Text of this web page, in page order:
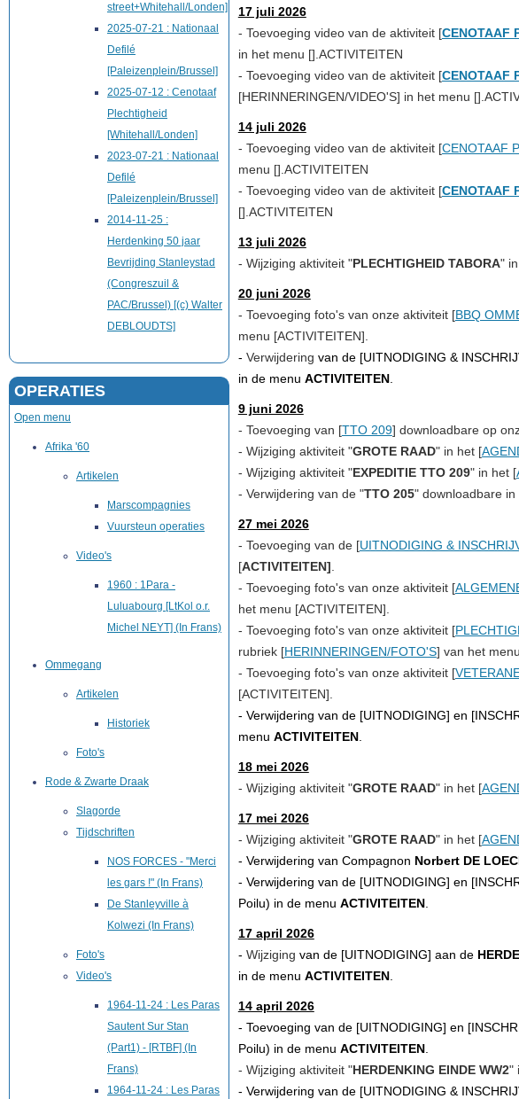
street+Whitehall/Londen]
2025-07-21 : Nationaal
Defilé
[Paleizenplein/Brussel]
2025-07-12 : Cenotaaf
Plechtigheid
[Whitehall/Londen]
2023-07-21 : Nationaal
Defilé
[Paleizenplein/Brussel]
2014-11-25 :
Herdenking 50 jaar
Bevrijding Stanleystad
(Congreszuil &
PAC/Brussel) [(c) Walter
DEBLOUDTS]
OPERATIES
Open menu
Afrika '60
Artikelen
Marscompagnies
Vuursteun operaties
Video's
1960 : 1Para -
Luluabourg [LtKol o.r.
Michel NEYT] (In Frans)
Ommegang
Artikelen
Historiek
Foto's
Rode & Zwarte Draak
Slagorde
Tijdschriften
NOS FORCES - "Merci
les gars !" (In Frans)
De Stanleyville à
Kolwezi (In Frans)
Foto's
Video's
1964-11-24 : Les Paras
Sautent Sur Stan
(Part1) - [RTBF] (In
Frans)
1964-11-24 : Les Paras
17 juli 2026
- Toevoeging video van de aktiviteit [CENOTAAF
in het menu []. ACTIVITEITEN
- Toevoeging video van de aktiviteit [CENOTAAF
[HERINNERINGEN/VIDEO'S] in het menu [].
14 juli 2026
- Toevoeging video van de aktiviteit [CENOTAAF
menu []. ACTIVITEITEN
- Toevoeging video van de aktiviteit [CENOTAAF
[]. ACTIVITEITEN
13 juli 2026
- Wijziging aktiviteit "PLECHTIGHEID TABORA"
20 juni 2026
- Toevoeging foto's van onze aktiviteit[BBQ
menu [ACTIVITEITEN].
- Verwijdering van de[UITNODIGING &
in de menu ACTIVITEITEN.
9 juni 2026
- Toevoeging van [TTO 209] downloadbare op
- Wijziging aktiviteit "GROTE RAAD" in het [
- Wijziging aktiviteit "EXPEDITIE TTO 209" in het [
- Verwijdering van de "TTO 205" downloadbare in
27 mei 2026
- Toevoeging van de [UITNODIGING &
[ACTIVITEITEN]
- Toevoeging foto's van onze aktiviteit[
het menu [ACTIVITEITEN].
- Toevoeging foto's van onze aktiviteit[
rubriek [HERINNERINGEN/FOTO'S] van het
- Toevoeging foto's van onze aktiviteit[
[ACTIVITEITEN].
- Verwijdering van de [UITNODIGING] en [
menu ACTIVITEITEN.
18 mei 2026
- Wijziging aktiviteit "GROTE RAAD" in het [
17 mei 2026
- Wijziging aktiviteit "GROTE RAAD" in het [
- Verwijdering van Compagnon Norbert DE
- Verwijdering van de [UITNODIGING] en [
Poilu) in de menu ACTIVITEITEN.
17 april 2026
- Wijziging van de [UITNODIGING] aan de
in de menu ACTIVITEITEN.
14 april 2026
- Toevoeging van de [UITNODIGING] en [
Poilu) in de menu ACTIVITEITEN.
- Wijziging aktiviteit "HERDENKING EINDE WW2"
- Verwijdering van de [UITNODIGING &